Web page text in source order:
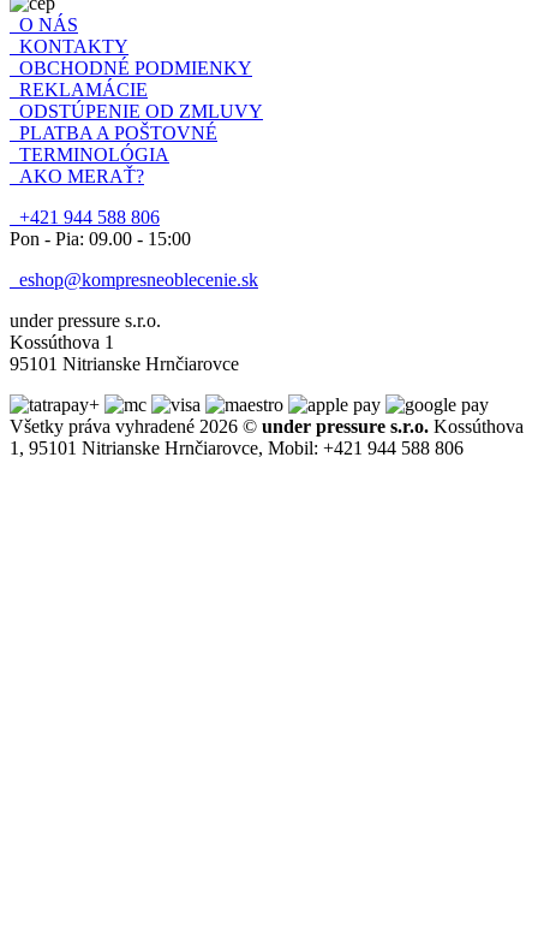
O NÁS
KONTAKTY
OBCHODNÉ PODMIENKY
REKLAMÁCIE
ODSTÚPENIE OD ZMLUVY
PLATBA A POŠTOVNÉ
TERMINOLÓGIA
AKO MERAŤ?
+421 944 588 806
Pon - Pia: 09.00 - 15:00
eshop@kompresneoblecenie.sk
under pressure s.r.o.
Kossúthova 1
95101 Nitrianske Hrnčiarovce
Všetky práva vyhradené 2026 © under pressure s.r.o. Kossúthova
1, 95101 Nitrianske Hrnčiarovce, Mobil: +421 944 588 806